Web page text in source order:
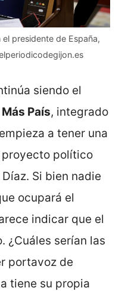
presidente de España,
siendo el
Más País, integrado
a tener una
político
Si bien nadie
ocupará el
indicar que el
¿Cuáles serían las
portavoz de
tiene su propia